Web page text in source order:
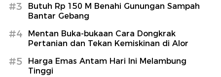
#3
Butuh Rp 150 M Benahi Gunungan Sampah
Bantar Gebang
#4
Mentan Buka-bukaan Cara Dongkrak
Pertanian dan Tekan Kemiskinan di Alor
#5
Harga Emas Antam Hari Ini Melambung
Tinggi